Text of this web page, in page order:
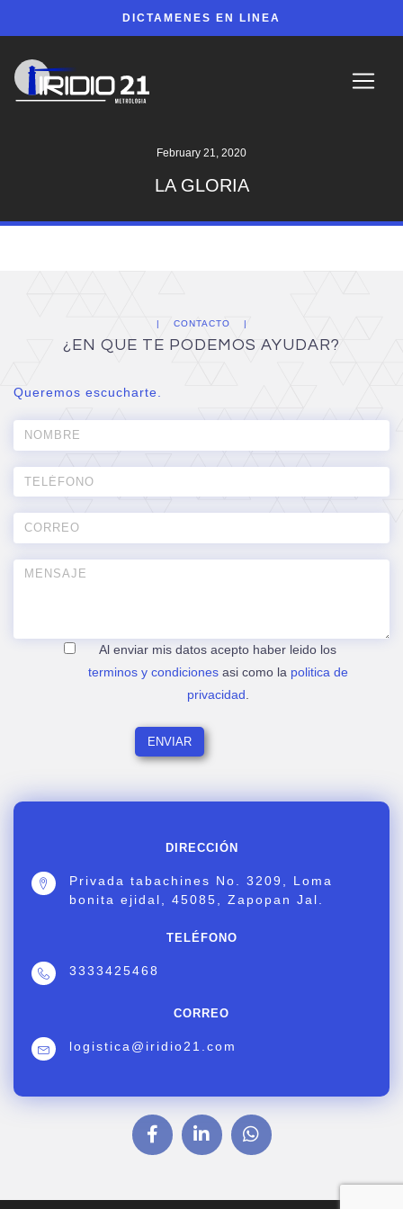
DICTAMENES EN LINEA
February 21, 2020
LA GLORIA
DIRECCIÓN
Privada tabachines No. 3209, Loma
bonita ejidal, 45085, Zapopan Jal.
TELÉFONO
3333425468
CORREO
logistica@iridio21.com
CONTACTO
¿EN QUE TE PODEMOS AYUDAR?
Queremos escucharte.
Al enviar mis datos acepto haber leido los
terminos y condicionesasi como la politica de
privacidad